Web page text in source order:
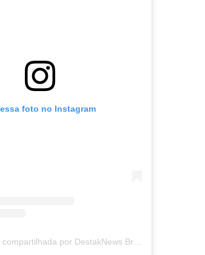
foto no Instagram